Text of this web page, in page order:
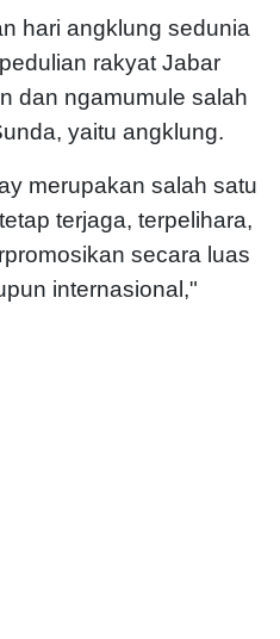
hari angklung sedunia
rakyat Jabar
dan ngamumule salah
yaitu angklung.
merupakan salah satu
terjaga, terpelihara,
secara luas
internasional,"